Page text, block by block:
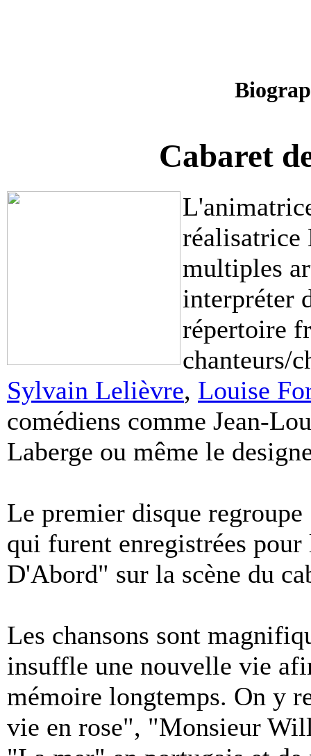
Cabaret
réalisatrice
multiples
interpréter
répertoire
chanteurs/
Sylvain Lelièvre, Louise
comédiens comme Jean-
Laberge ou même le
Le premier disque
qui furent enregistrées
D'Abord" sur la scène du
Les chansons sont
insuffle une nouvelle vie
mémoire longtemps. On y
vie en rose", "Monsieur